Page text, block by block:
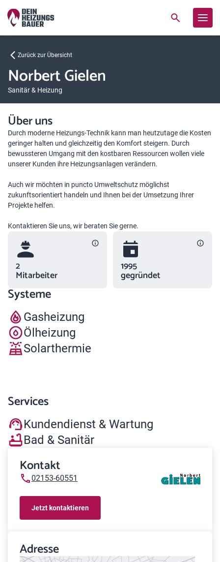
Zurück zur Übersicht
Norbert Gielen
Sanitär & Heizung
Über uns
Durch moderne Heizungs-Technik kann man heutzutage die Kosten
geringer halten und gleichzeitig den Komfort steigern. Durch
bewussteren Umgang mit den kostbaren Ressourcen wollen viele
unserer Kunden ihre Heizungsanlagen verändern.
Auch wir möchten in puncto Umweltschutz möglichst
zukunftsorientiert handeln und Ihnen bei der Umsetzung Ihrer
Projekte helfen.
Kontaktieren Sie uns, wir beraten Sie gerne.
2
Mitarbeiter
1995
gegründet
Systeme
Gasheizung
Ölheizung
Solarthermie
Services
Kundendienst & Wartung
Bad & Sanitär
Kontakt
02153-60551
Jetzt kontaktieren
Adresse